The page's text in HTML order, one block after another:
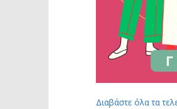
Διαβάστε όλα τα